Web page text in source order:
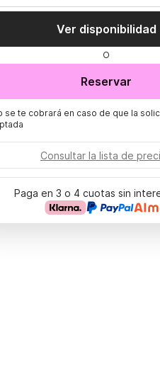
Ver disponibilidad
O
Reservar
se te cobrará en caso de que la
Consultar la lista de
Paga en 3 o 4 cuotas sin